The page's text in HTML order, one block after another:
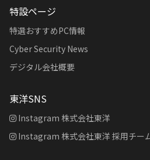
特設ページ
特選おすすめPC情報
Cyber Security News
デジタル会社概要
東洋SNS
Instagram 株式会社東洋
Instagram 株式会社東洋 採用チー